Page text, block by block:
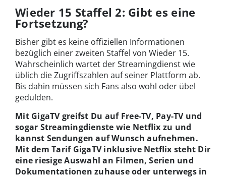
Wieder 15 Staffel 2: Gibt es eine
Fortsetzung?
Bisher gibt es keine offiziellen Informationen
bezüglich einer zweiten Staffel von Wieder 15.
Wahrscheinlich wartet der Streamingdienst wie
üblich die Zugriffszahlen auf seiner Plattform ab.
Bis dahin müssen sich Fans also wohl oder übel
gedulden.
Mit GigaTV greifst Du auf Free-TV, Pay-TV und
sogar Streamingdienste wie Netflix zu und
kannst Sendungen auf Wunsch aufnehmen.
Mit dem Tarif GigaTV inklusive Netflix steht Dir
eine riesige Auswahl an Filmen, Serien und
Dokumentationen zuhause oder unterwegs in